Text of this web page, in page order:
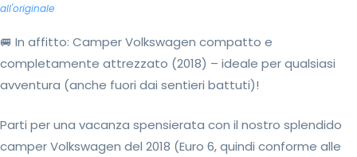
all'originale
🚐 In affitto: Camper Volkswagen compatto e
completamente attrezzato (2018) – ideale per qualsiasi
avventura (anche fuori dai sentieri battuti)!
Parti per una vacanza spensierata con il nostro splendido
camper Volkswagen del 2018 (Euro 6, quindi conforme alle